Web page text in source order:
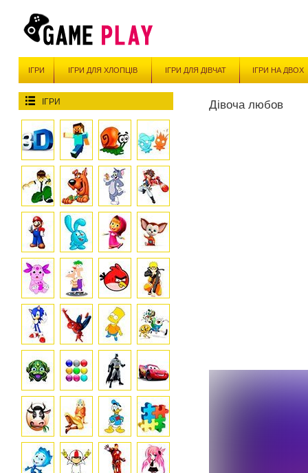
ІГРИ ІГРИ ДЛЯ ХЛОПЦІВ ІГРИ ДЛЯ ДІВЧАТ ІГРИ НА ДВОХ
ІГРИ Дівоча любов